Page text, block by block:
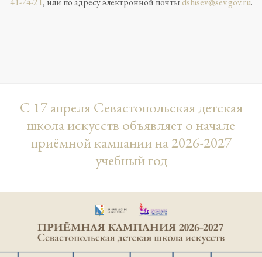
С 17 апреля Севастопольская детская
школа искусств объявляет о начале
приёмной кампании на 2026-2027
учебный год